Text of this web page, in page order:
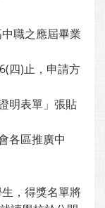
職之應屆畢業
)止，申請方
明表單」張貼
各區推廣中
，得獎名單將